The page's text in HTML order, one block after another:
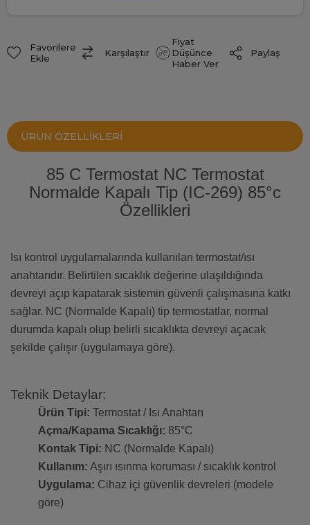
Favorilere
Ekle
Karşılaştır
Fiyat
Düşünce
Haber Ver
Paylaş
ÜRÜN ÖZELLIKLERI
85 C Termostat NC Termostat
Normalde Kapalı Tip (IC-269) 85°c
Özellikleri
Isı kontrol uygulamalarında kullanılan termostat/ısı
anahtarıdır. Belirtilen sıcaklık değerine ulaşıldığında
devreyi açıp kapatarak sistemin güvenli çalışmasına katkı
sağlar. NC (Normalde Kapalı) tip termostatlar, normal
durumda kapalı olup belirli sıcaklıkta devreyi açacak
şekilde çalışır (uygulamaya göre).
Teknik Detaylar:
Ürün Tipi: Termostat / Isı Anahtarı
Açma/Kapama Sıcaklığı: 85°C
Kontak Tipi: NC (Normalde Kapalı)
Kullanım: Aşırı ısınma koruması / sıcaklık kontrol
Uygulama: Cihaz içi güvenlik devreleri (modele
göre)